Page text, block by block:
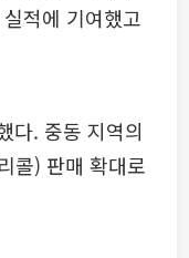
적에 기여했고
다. 중동 지역의
콜) 판매 확대로